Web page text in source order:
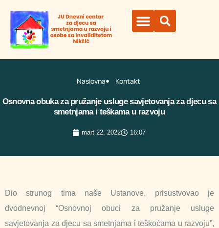
Naslovna Kontakt
Osnovna obuka za pružanje usluge savjetovanja za djecu sa
smetnjama i teškama u razvoju
mart 22, 2022 16:07
Dio strunog tima naše Ustanove, prisustvovao je
dvodnevnoj “Osnovnoj obuci za pružanje usluge
savjetovanja za djecu sa smetnjama i teškoćama u razvoju”,